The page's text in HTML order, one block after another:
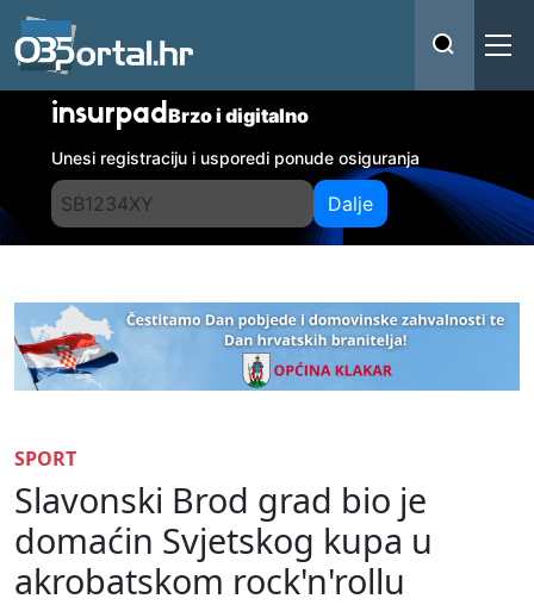
insurpadBrzo i digitalno
Unesi registraciju i usporedi ponude osiguranja
Dalje
SPORT
Slavonski Brod grad bio je
domaćin Svjetskog kupa u
akrobatskom rock'n'rollu